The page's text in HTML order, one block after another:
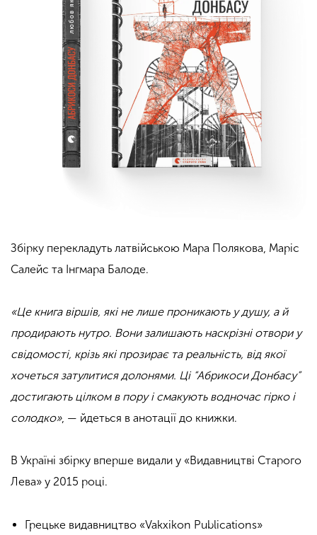
Збірку перекладуть латвійською Мара Полякова, Маріс
Салейс та Інгмара Балоде.
«Це книга віршів, які не лише проникають у душу, а й
продирають нутро. Вони залишають наскрізні отвори у
свідомості, крізь які прозирає та реальність, від якої
хочеться затулитися долонями. Ці “Абрикоси Донбасу”
достигають цілком в пору і смакують водночас гірко і
солодко», — йдеться в анотації до книжки.
В Україні збірку вперше видали у «Видавництві Старого
Лева» у 2015 році.
Грецьке видавництво «Vakxikon Publications»